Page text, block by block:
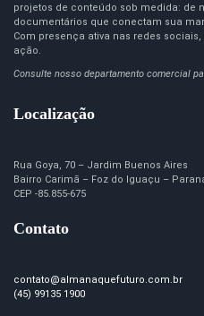
projetos de conteúdo sob medida: de
documentários que conectam sua
Com presença ativa nas redes
ação.
Consulte nosso departamento comercial
Localização
Rua Goya, 70 – Jardim Buenos Aires
Bairro Carimã – Foz do Iguaçu –
CEP -85.855-675
Contato
contato@almanaquefuturo.com.br
(45) 99135 1900